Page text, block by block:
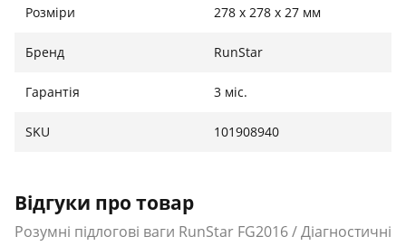
тих, хто цінує якість та комфорт.
Розміри 278 x 278 x 27 мм
Бренд RunStar
Гарантія 3 міс.
SKU 101908940
Відгуки про товар
Розумні підлогові ваги RunStar FG2016 / Діагностичні